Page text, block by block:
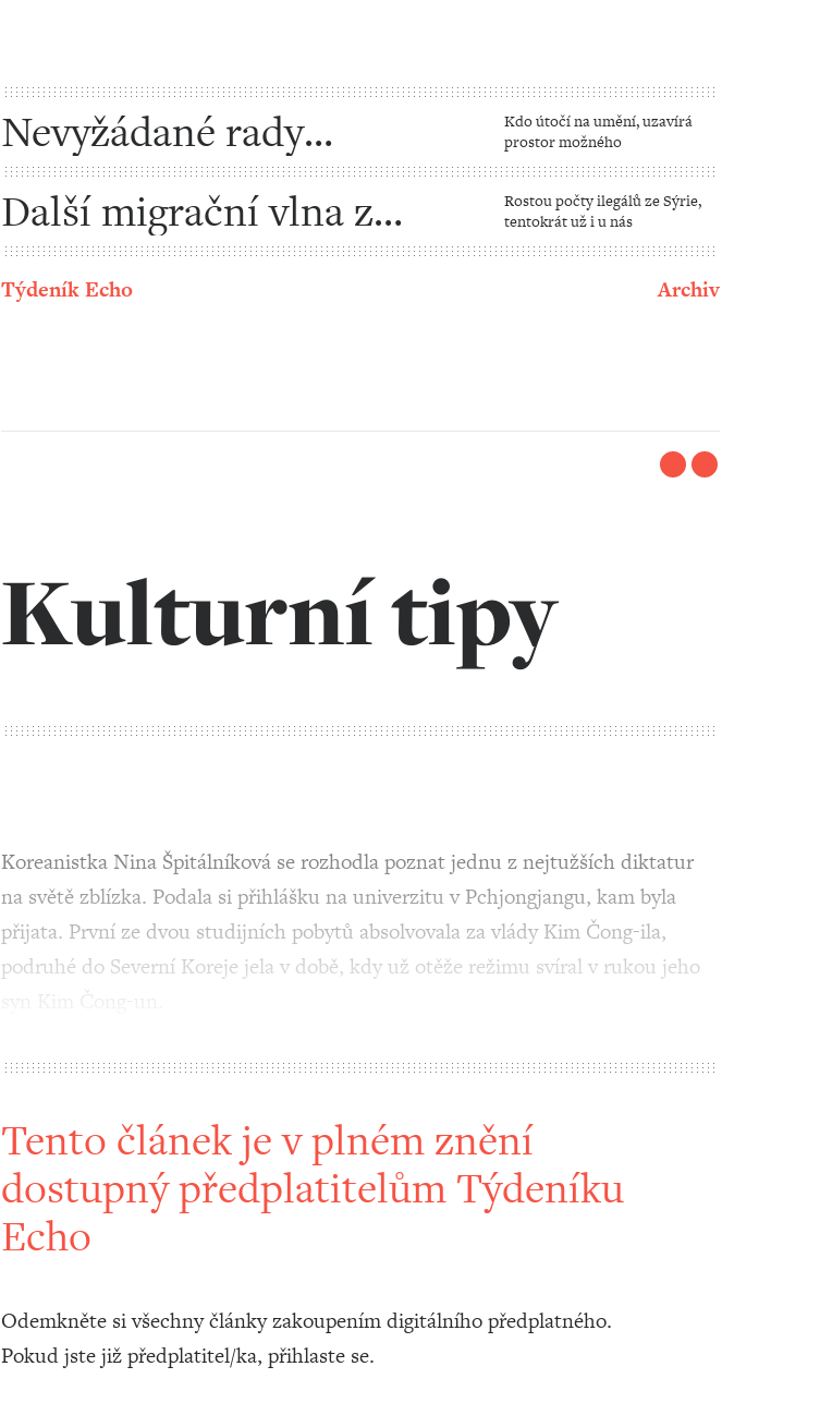
Nevyžádané rady
klimatickému aktivistovi
Kdo útočí na umění, uzavírá
prostor možného
Další migrační vlna z
třetího světa?
Rostou počty ilegálů ze Sýrie,
tentokrát už i u nás
Týdeník Echo Archiv
Kulturní tipy
Koreanistka Nina Špitálníková se rozhodla poznat jednu z nejtužších diktatur
na světě zblízka. Podala si přihlášku na univerzitu v Pchjongjangu, kam byla
přijata. První ze dvou studijních pobytů absolvovala za vlády Kim Čong-ila,
podruhé do Severní Koreje jela v době, kdy už otěže režimu svíral v rukou jeho
Tento článek je v plném znění
dostupný předplatitelům Týdeníku
Echo
Odemkněte si všechny články zakoupením digitálního předplatného.
Pokud jste již předplatitel/ka, přihlaste se.